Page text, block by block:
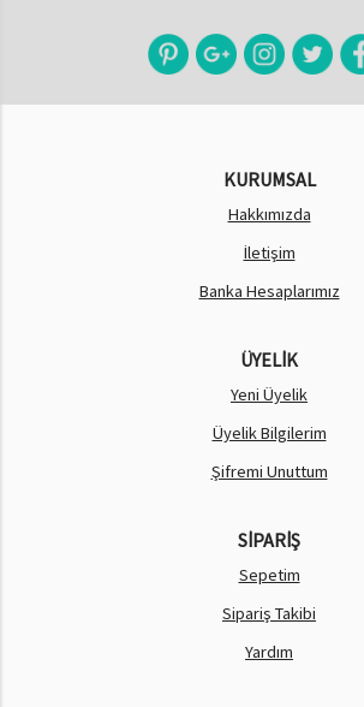
KURUMSAL
Hakkımızda
İletişim
Banka Hesaplarımız
ÜYELİK
Yeni Üyelik
Üyelik Bilgilerim
Şifremi Unuttum
SİPARİŞ
Sepetim
Sipariş Takibi
Yardım